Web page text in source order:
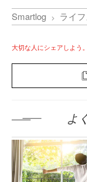
Smartlog ライ
大切な人にシェアしよう
よ